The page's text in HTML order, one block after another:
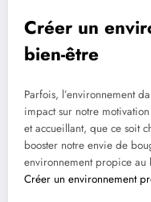
Créer un
bien-être
Parfois, l’environnement
impact sur notre
et accueillant, que ce soit
booster notre envie de
environnement propice
Créer un environnement